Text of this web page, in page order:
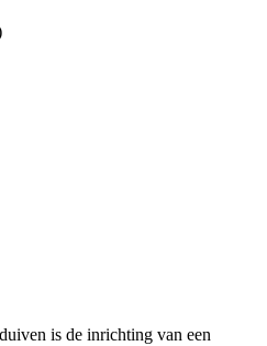
is de inrichting van een